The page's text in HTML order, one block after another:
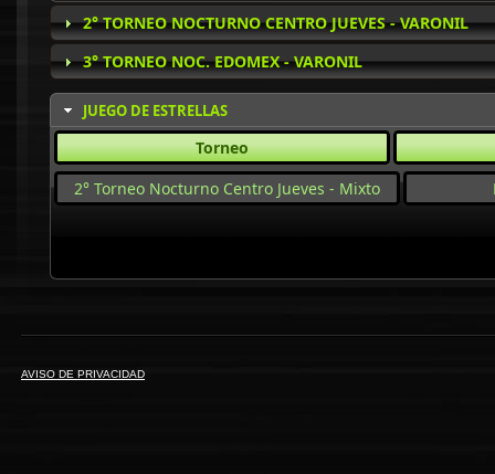
2° TORNEO NOCTURNO CENTRO JUEVES - VARONIL
3° TORNEO NOC. EDOMEX - VARONIL
JUEGO DE ESTRELLAS
Torneo
2° Torneo Nocturno Centro Jueves - Mixto
AVISO DE PRIVACIDAD